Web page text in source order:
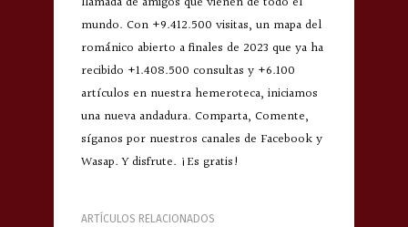
mundo. Con +9.412.500 visitas, un mapa del
románico abierto a finales de 2023 que ya ha
recibido +1.408.500 consultas y +6.100
artículos en nuestra hemeroteca, iniciamos
una nueva andadura. Comparta, Comente,
síganos por nuestros canales de Facebook y
Wasap. Y disfrute. ¡Es gratis!
ARTÍCULOS RELACIONADOS